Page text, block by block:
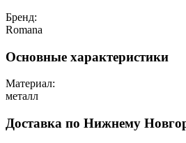
Бренд:
Romana
Основные характеристики
Материал:
металл
Доставка по Нижнему